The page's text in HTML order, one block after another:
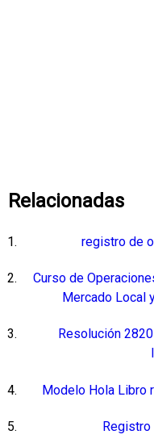
Relacionadas
registro de
Curso de
Mercado Local
Resolución
Modelo Hola Libro
Registro